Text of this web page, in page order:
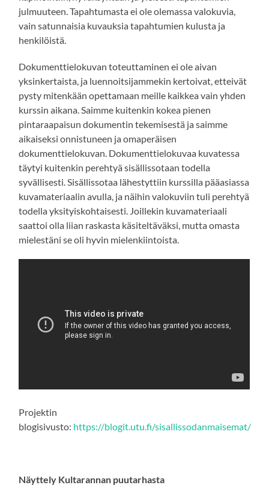
julmuuteen. Tapahtumasta ei ole olemassa valokuvia,
vain satunnaisia kuvauksia tapahtumien kulusta ja
henkilöistä.
Dokumenttielokuvan toteuttaminen ei ole aivan
yksinkertaista, ja luennoitsijammekin kertoivat, etteivät
pysty mitenkään opettamaan meille kaikkea vain yhden
kurssin aikana. Saimme kuitenkin kokea pienen
pintaraapaisun dokumentin tekemisestä ja saimme
aikaiseksi onnistuneen ja omaperäisen
dokumenttielokuvan. Dokumenttielokuvaa kuvatessa
täytyi kuitenkin perehtyä sisällissotaan todella
syvällisesti. Sisällissotaa lähestyttiin kurssilla pääasiassa
kuvamateriaalin avulla, ja näihin valokuviin tuli perehtyä
todella yksityiskohtaisesti. Joillekin kuvamateriaali
saattoi olla liian raskasta käsiteltäväksi, mutta omasta
mielestäni se oli hyvin mielenkiintoista.
Projektin
blogisivusto: https://blogit.utu.fi/sisallissodanmaisemat/
Näyttely Kultarannan puutarhasta